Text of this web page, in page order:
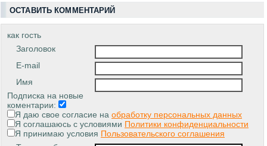
ОСТАВИТЬ КОММЕНТАРИЙ
как гость
Заголовок
E-mail
Имя
Подписка на новые
коментарии:
Я даю свое согласие на обработку персональных данных
Я соглашаюсь с условиями Политики конфиденциальности
Я принимаю условия Пользовательского соглашения